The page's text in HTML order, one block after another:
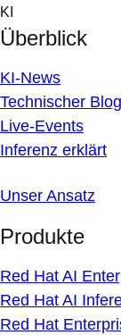
Skip
to
content
KI
Überblick
KI-News
Technischer Blog
Live-Events
Inferenz erklärt
Unser Ansatz
Produkte
Red Hat AI
Red Hat AI
Red Hat